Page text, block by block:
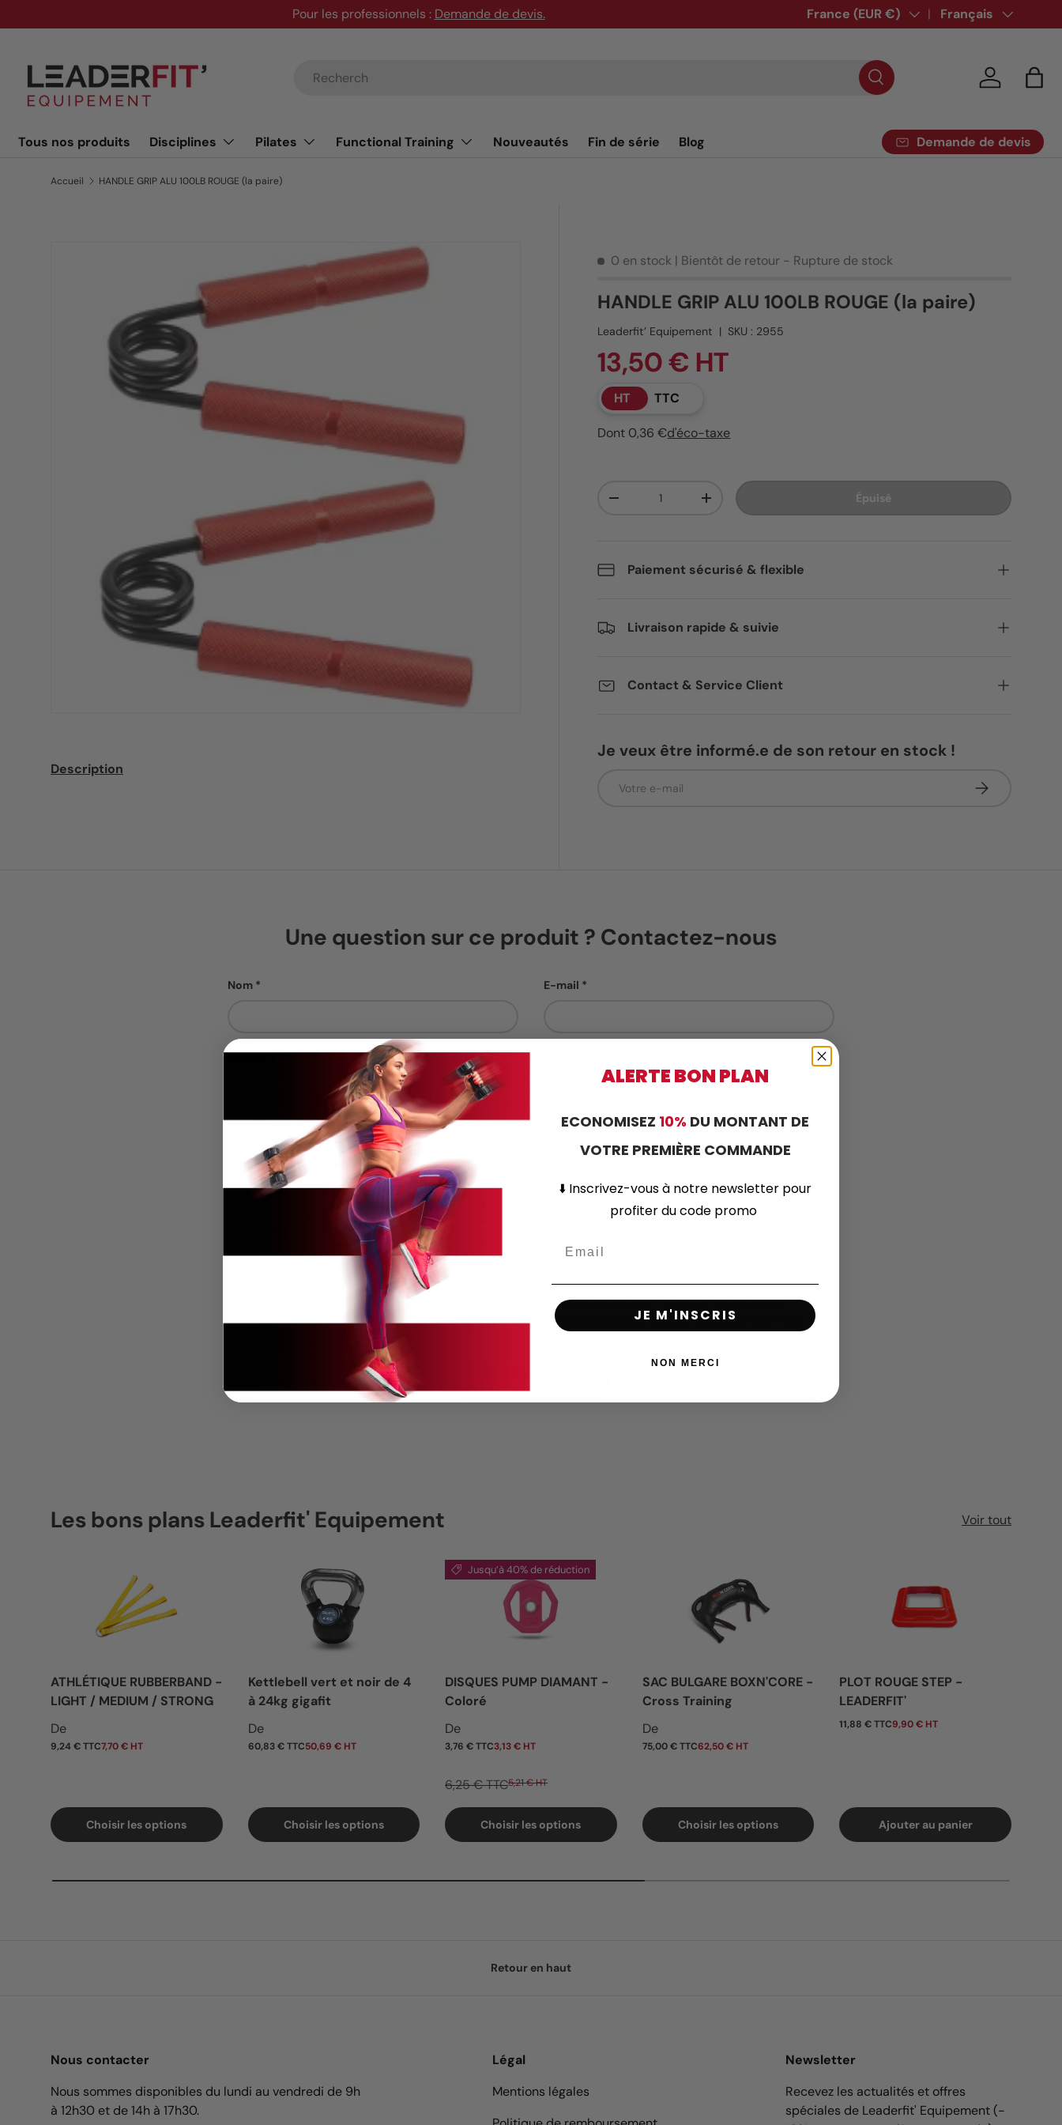
Aller au contenu
Pour les professionnels : Demande de devis. Pays
France (EUR €) LangueFrançais
Se
Tous nos produits Disciplines Pilates Functional Training Nouveautés Fin de série Blog Demande de devis
Accueil HANDLE GRIP ALU 100LB ROUGE (la paire)
Passer aux informations produits
0 en stock | Bientôt de retour - Rupture de stock
HANDLE GRIP ALU 100LB ROUGE (la paire)
Leaderfit’ Equipement |SKU : 2955
13,50 € HT
HT TTC
Dont 0,36 €d'éco-taxe
Diminuer la quantitéAugmenter la quantité Épuisé
Paiement sécurisé & flexible
Livraison rapide & suivie
Contact & Service Client
Je veux être informé.e de son retour en stock !
S’inscrire
Description
Une question sur ce produit ? Contactez-nous
Nom E-mail
En soumettant ce formulaire, j’accepte que Leaderfit Équipement utilise mes informations pour
répondre à ma demande de contact. Je peux à tout moment accéder, rectifier ou supprimer mes
Les bons plans Leaderfit' Equipement Voir tout
ATHLÉTIQUE RUBBERBAND -
LIGHT / MEDIUM / STRONG
Prix habituel
De
9,24 € TTC7,70 € HT
Choisir les options
Kettlebell vert et noir de 4
à 24kg gigafit
Prix habituel
De
60,83 € TTC50,69 € HT
Choisir les options
Jusqu’à 40% de réduction
DISQUES PUMP DIAMANT -
Coloré
Prix soldé
De
3,76 € TTC3,13 € HT
6,25 € TTC5,21 € HT
Choisir les options
SAC BULGARE BOXN'CORE -
Cross Training
Prix habituel
De
75,00 € TTC62,50 € HT
Choisir les options
PLOT ROUGE STEP -
LEADERFIT'
Prix habituel
11,88 € TTC9,90 € HT
Ajouter au panier
Retour en haut
Nous contacter
Nous sommes disponibles du lundi au vendredi de 9h
à 12h30 et de 14h à 17h30.
Légal
Mentions légales
Newsletter
Recevez les actualités et offres
spéciales de Leaderfit' Equipement (-
ALERTE BON PLAN
ECONOMISEZ 10% DU MONTANT DE
VOTRE PREMIÈRE COMMANDE
⬇️ Inscrivez-vousà notre newsletter pour
profiter du code promo
JE M'INSCRIS
NON MERCI